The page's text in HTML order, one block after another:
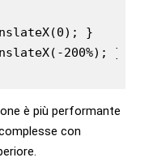
}
200%); }
è più performante
con